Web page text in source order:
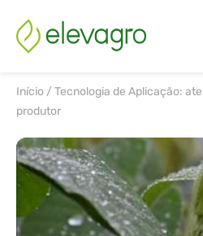
Início /Tecnologia de Aplicação:
produtor